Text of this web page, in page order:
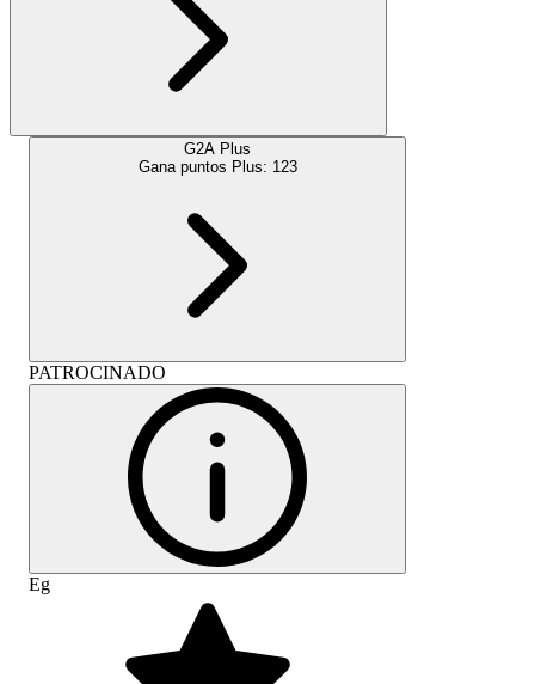
G2A Plus
Gana puntos Plus: 123
PATROCINADO
Eg